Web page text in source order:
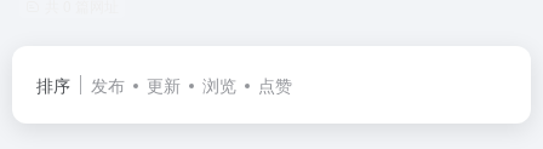
排序 发布 更新 浏览 点赞